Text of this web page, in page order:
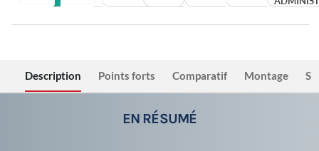
Description Points forts Comparatif Montage
EN RÉSUMÉ